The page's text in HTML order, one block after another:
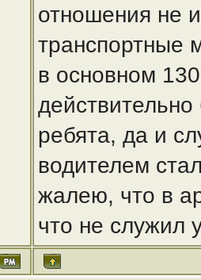
отношения не
транспортные
в основном
ребята, да и
водителем
жалею, что в
что не служил